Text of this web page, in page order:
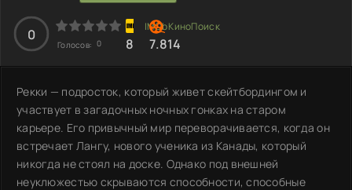
0
Голосов: 0 8 7.814
Рекки — подросток, который живет скейтбордингом и
участвует в загадочных ночных гонках на старом
карьере. Его привычный мир переворачивается, когда он
встречает Лангу, нового ученика из Канады, который
никогда не стоял на доске. Однако под внешней
неуклюжестью скрываются способности, способные